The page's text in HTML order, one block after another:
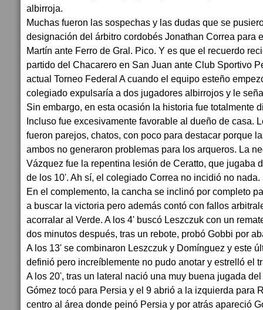
albirroja.
Muchas fueron las sospechas y las dudas que se
designación del árbitro cordobés Jonathan Correa para
Martín ante Ferro de Gral. Pico. Y es que el recuerdo
partido del Chacarero en San Juan ante Club Sportivo
actual Torneo Federal A cuando el equipo esteño
colegiado expulsaría a dos jugadores albirrojos y le
Sin embargo, en esta ocasión la historia fue totalmente
Incluso fue excesivamente favorable al dueño de casa.
fueron parejos, chatos, con poco para destacar porque
ambos no generaron problemas para los arqueros. La
Vázquez fue la repentina lesión de Ceratto, que jugaba
de los 10'. Ah sí, el colegiado Correa no incidió no nada.
En el complemento, la cancha se inclinó por completo
a buscar la victoria pero además contó con fallos
acorralar al Verde. A los 4' buscó Leszczuk con un
dos minutos después, tras un rebote, probó Gobbi por
A los 13' se combinaron Leszczuk y Domínguez y este
definió pero increíblemente no pudo anotar y estrelló el
A los 20', tras un lateral nació una muy buena jugada
Gómez tocó para Persia y el 9 abrió a la izquierda para
centro al área donde peinó Persia y por atrás apareció